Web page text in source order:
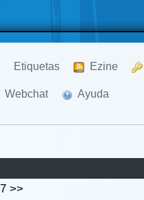
Etiquetas Ezine
Webchat Ayuda
>>